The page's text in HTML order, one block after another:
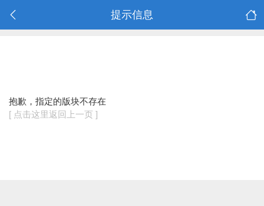
提示信息
抱歉，指定的版块不存在
[ 点击这里返回上一页 ]